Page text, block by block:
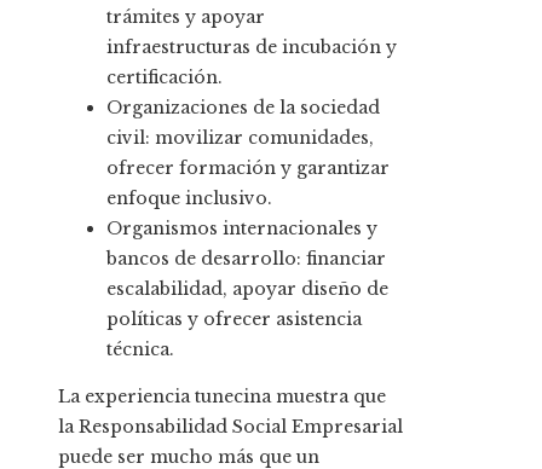
trámites y apoyar
infraestructuras de incubación y
certificación.
Organizaciones de la sociedad
civil: movilizar comunidades,
ofrecer formación y garantizar
enfoque inclusivo.
Organismos internacionales y
bancos de desarrollo: financiar
escalabilidad, apoyar diseño de
políticas y ofrecer asistencia
técnica.
La experiencia tunecina muestra que
la Responsabilidad Social Empresarial
puede ser mucho más que un